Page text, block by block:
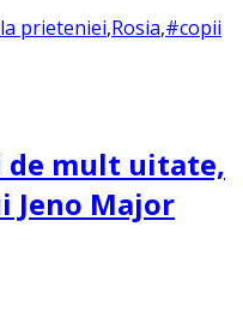
prieteniei,Rosia,#copii
de mult uitate,
Major